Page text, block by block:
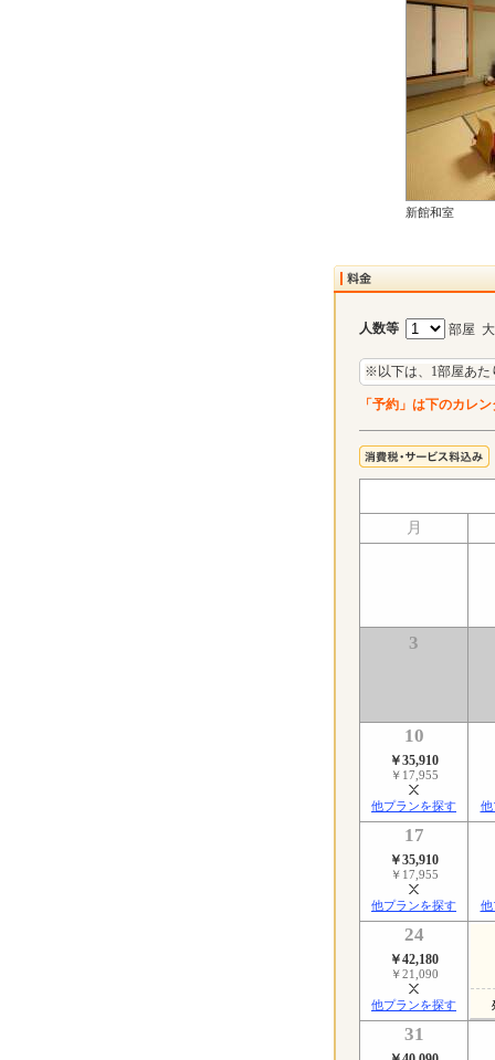
新館和室
人数等 部屋
※以下は、1部屋あ
「予約」は下のカレ
月
3
10
￥35,910
￥17,955
他プランを探す 他
17
￥35,910
￥17,955
他プランを探す 他
24
￥42,180
￥21,090
他プランを探す
31